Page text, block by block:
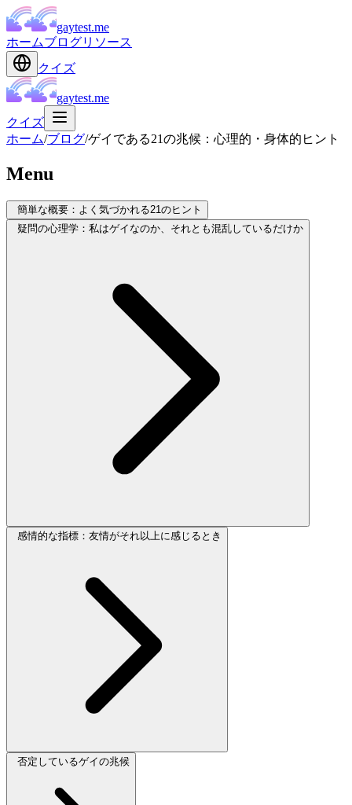
gaytest.me
ホームブログリソース
クイズ
gaytest.me
クイズ
ホーム/ブログ/ゲイである21の兆候：心理的・身体的ヒント
Menu
簡単な概要：よく気づかれる21のヒント
疑問の心理学：私はゲイなのか、それとも混乱しているだけか
感情的な指標：友情がそれ以上に感じるとき
否定しているゲイの兆候